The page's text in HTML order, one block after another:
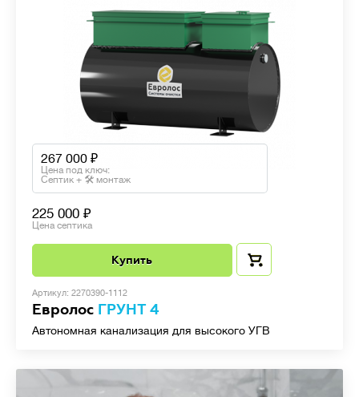
267 000
Цена под ключ:
Септик + 🛠 монтаж
225 000
Цена септика
Купить
Артикул: 2270390-1112
Евролос ГРУНТ 4
Автономная канализация для высокого УГВ